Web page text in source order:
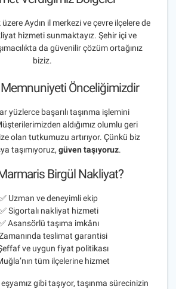
Aydın il merkezi ve çevre ilçelere de
hizmeti sunmaktayız. Şehir içi ve
da güvenilir çözüm ortağınız
biziz.
Önceliğimizdir
yüzlerce başarılı taşınma işlemini
aldığımız olumlu geri
olan tutkumuzu artırıyor. Çünkü biz
taşımıyoruz, güven taşıyoruz.
Birgül Nakliyat?
✅ Uzman ve deneyimli ekip
✅ Sigortalı nakliyat hizmeti
Asansörlü taşıma imkânı
teslimat garantisi
ve uygun fiyat politikası
tüm ilçelerine hizmet
eşyamız gibi taşıyor, taşınma sürecinizin